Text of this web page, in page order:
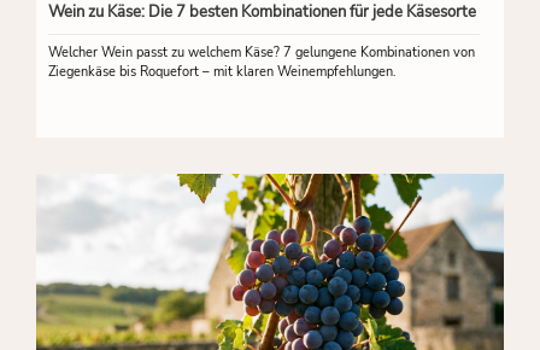
Wein zu Käse: Die 7 besten Kombinationen für jede Käsesorte
Welcher Wein passt zu welchem Käse? 7 gelungene Kombinationen von
Ziegenkäse bis Roquefort – mit klaren Weinempfehlungen.